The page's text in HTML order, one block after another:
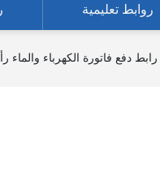
روابط تعليمية
رابط دفع فاتورة الكهرباء والماء